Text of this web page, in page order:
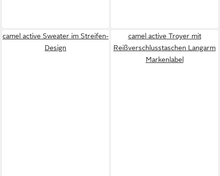
camel active Sweater im Streifen-
Design
camel active Troyer mit
Reißverschlusstaschen Langarm
Markenlabel